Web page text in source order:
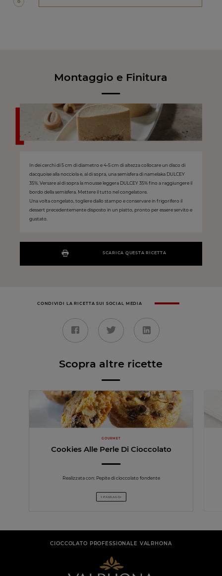
Montaggio e Finitura
SCARICA QUESTA RICETTA
In dei cerchi di 5 cm di diametro e 4‑5 cm di altezza collocare un disco di
dacquoise alla nocciola e, al di sopra, una semisfera di namelaka DULCEY
35%. Versare al di sopra la mousse leggera DULCEY 35% fino a raggiungere il
bordo della semisfera. Mettere il tutto nel congelatore.
Una volta congelato, togliere dallo stampo e conservare in frigorifero il
dessert precedentemente disposto in un piatto, pronto per essere servito e
gustato.
CONDIVIDI LA RICETTA SUI SOCIAL MEDIA
Scopra altre ricette
GOURMET
Cookies Alle Perle Di Cioccolato
Realizzata con: Pepite di cioccolato fondente
1 PASSAGGI
CIOCCOLATO PROFESSIONALE VALRHONA